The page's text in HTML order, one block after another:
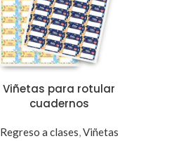
Viñetas para rotular
cuadernos
Regreso a clases Viñetas